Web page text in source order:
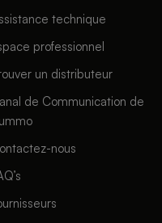
technique
professionnel
un distributeur
de Communication de
nous